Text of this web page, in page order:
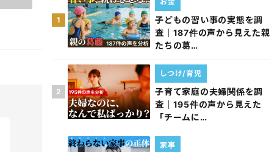
1
子どもの習い事の実態を調
査｜187件の声から見えた親
たちの葛…
2
子育て家庭の夫婦関係を調
査｜195件の声から見えた
「チームに…
しつけ/育児
家事